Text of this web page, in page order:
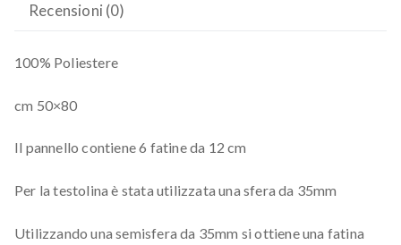
Recensioni (0)
100% Poliestere
cm 50×80
Il pannello contiene 6 fatine da 12 cm
Per la testolina è stata utilizzata una sfera da 35mm
Utilizzando una semisfera da 35mm si ottiene una fatina